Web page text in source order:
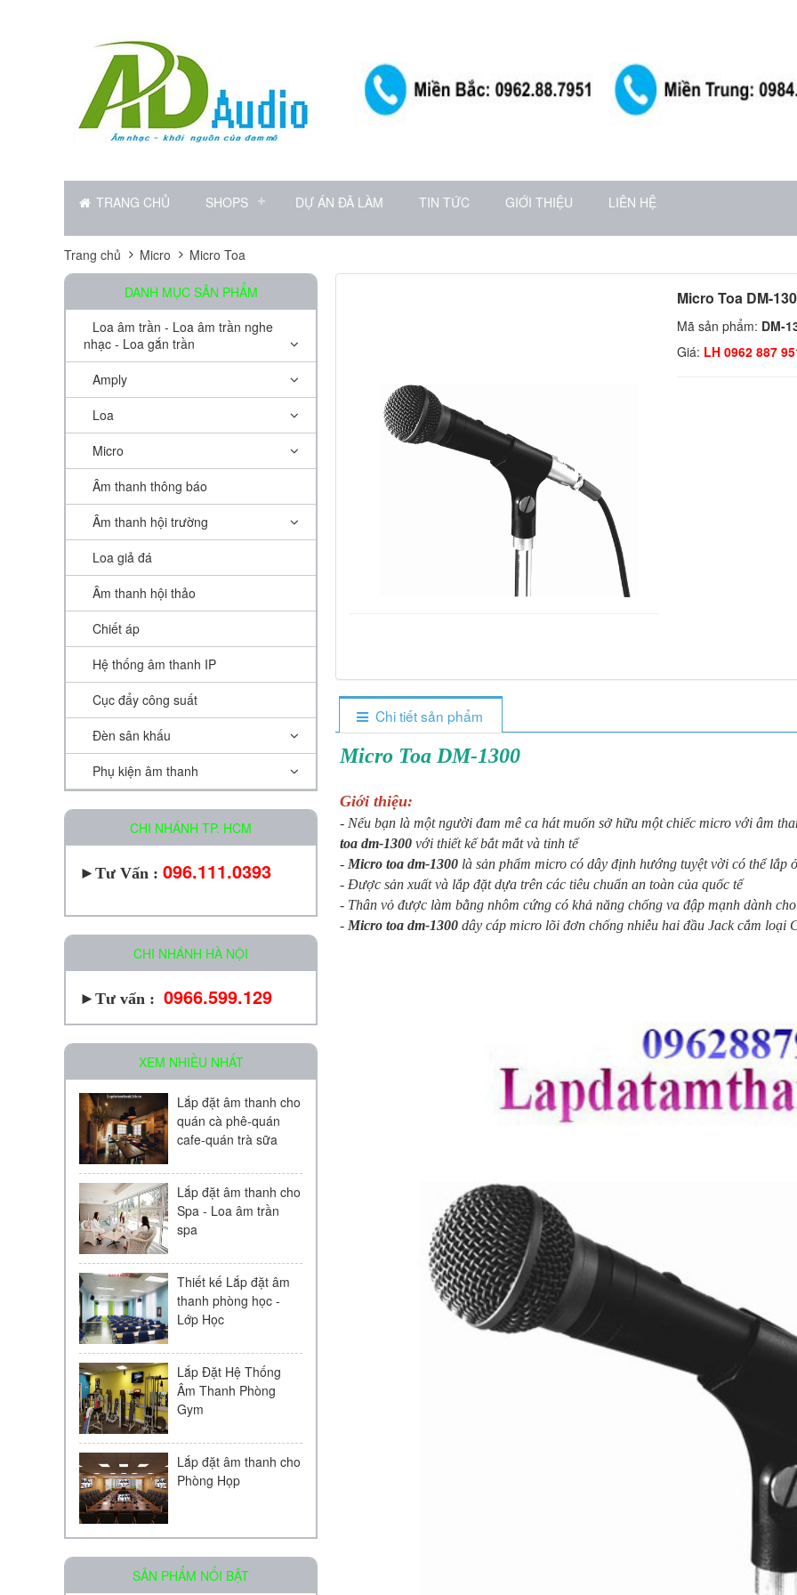
TRANG CHỦ SHOPS DỰ ÁN ĐÃ LÀM TIN TỨC GIỚI THIỆU LIÊN HỆ
Trang chủ Micro Micro Toa
Micro Toa DM-
Mã sản phẩm: DM-
Giá: LH 0962 887
Chi tiết sản phẩm
Micro Toa DM-1300
Giới thiệu:
- Nếu bạn là một người đam mê ca hát muốn sở hữu một chiếc micro với âm
toa dm-1300 với thiết kế bắt mắt và tinh tế
- Micro toa dm-1300 là sản phẩm micro có dây định hướng tuyệt vời có thể lắp
- Được sản xuất và lắp đặt dựa trên các tiêu chuẩn an toàn của quốc tế
- Thân vỏ được làm bằng nhôm cứng có khả năng chống va đập mạnh dành
- Micro toa dm-1300 dây cáp micro lõi đơn chống nhiễu hai đầu Jack cắm loại
DANH MỤC SẢN PHẨM
Loa âm trần - Loa âm trần nghe
nhạc - Loa gắn trần
Amply
Loa
Micro
Âm thanh thông báo
Âm thanh hội trường
Loa giả đá
Âm thanh hội thảo
Chiết áp
Hệ thống âm thanh IP
Cục đẩy công suất
Đèn sân khấu
Phụ kiện âm thanh
CHI NHÁNH TP. HCM
► Tư Vấn : 096.111.0393
CHI NHÁNH HÀ NỘI
►Tư vấn : 0966.599.129
XEM NHIỀU NHẤT
Lắp đặt âm thanh cho
quán cà phê-quán
cafe-quán trà sữa
Lắp đặt âm thanh cho
Spa - Loa âm trần
spa
Thiết kế Lắp đặt âm
thanh phòng học -
Lớp Học
Lắp Đặt Hệ Thống
Âm Thanh Phòng
Gym
Lắp đặt âm thanh cho
Phòng Họp
SẢN PHẨM NỔI BẬT
Loa âm trần OBT-511